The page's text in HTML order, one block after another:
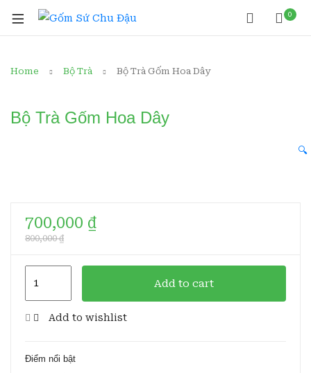
0
Home Bộ Trà Bộ Trà Gốm Hoa Dây
Bộ Trà Gốm Hoa Dây
🔍
700,000 ₫
800,000₫
quantity
Add to cart
Add to wishlist
Điểm nổi bật